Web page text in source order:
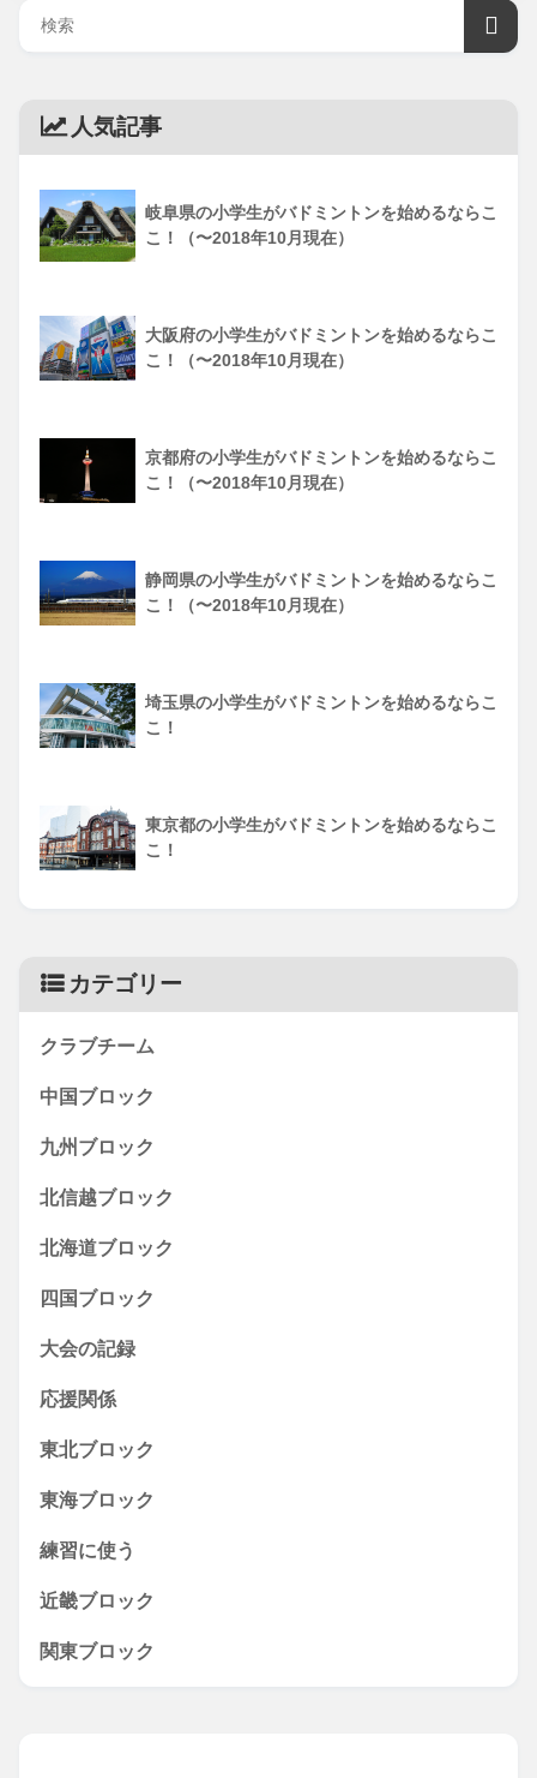
人気記事
岐阜県の小学生がバドミントンを始めるならこ
こ！（〜2018年10月現在）
大阪府の小学生がバドミントンを始めるならこ
こ！（〜2018年10月現在）
京都府の小学生がバドミントンを始めるならこ
こ！（〜2018年10月現在）
静岡県の小学生がバドミントンを始めるならこ
こ！（〜2018年10月現在）
埼玉県の小学生がバドミントンを始めるならこ
こ！
東京都の小学生がバドミントンを始めるならこ
こ！
カテゴリー
クラブチーム
中国ブロック
九州ブロック
北信越ブロック
北海道ブロック
四国ブロック
大会の記録
応援関係
東北ブロック
東海ブロック
練習に使う
近畿ブロック
関東ブロック